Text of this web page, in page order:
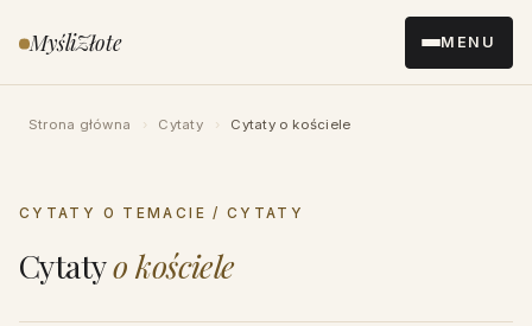
do MyśliZłote MENU
Strona główna › Cytaty › Cytaty o kościele
CYTATY O TEMACIE / CYTATY
Cytatyo kościele